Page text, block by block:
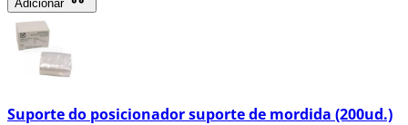
Adicionar
Suporte do posicionador suporte de mordida (200ud.)